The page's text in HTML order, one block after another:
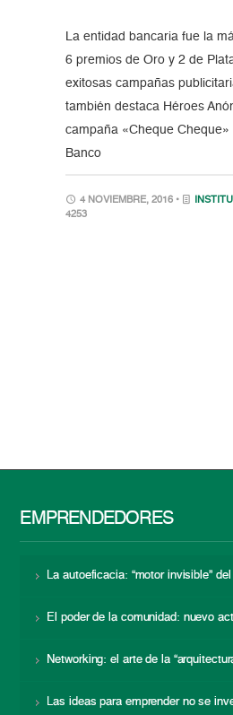
La entidad bancaria fue la
6 premios de Oro y 2 de
exitosas campañas
también destaca Héroes
campaña «Cheque Cheque»
Banco
4 NOVIEMBRE, 2016 •
4253
EMPRENDEDORES
La autoeficacia: “motor invisible”
El poder de la comunidad: nuevo
Networking: el arte de la
Las ideas para emprender no se